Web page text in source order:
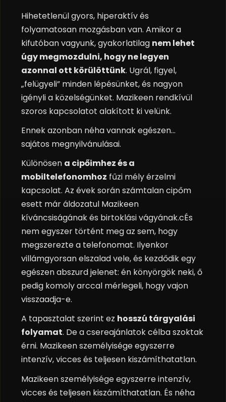
Hihetetlenül gyors, hiperaktív és
folyamatosan mozgásban van. Amikor a
kifutóban vagyunk, gyakorlatilag nem lehet
úgy megmozdulni, hogy ne legyen
azonnal ott körülöttünk. Ugrál, figyel,
„felügyeli” minden lépésünket, és nagyon
igényli a közelségünket. Mazikeen rendkívül
szoros kapcsolatot alakított ki velünk.
Ennek azonban néha vannak egészen…
sajátos megnyilvánulásai.
Különösen a cipőimhez és a
mobiltelefonomhoz fűzi mély érzelmi
kapcsolat. Az évek során számtalan cipőm
esett már áldozatul Mazikeen
kíváncsiságának és birtoklási vágyának.cÉs
nem egyszer történt meg az sem, hogy
megszerezte a telefonomat. Ilyenkor
villámgyorsan elszalad vele, és kezdődik egy
egészen abszurd jelenet: én könyörgök neki, ő
pedig komoly arccal mérlegeli, hogy vajon
visszaadja-e.
A tapasztalat szerint ez hosszú tárgyalási
folyamat. De a csereajánlatok célba szoktak
érni. Mazikeen személyisége egyszerre
intenzív, vicces és teljesen kiszámíthatatlan.
Mazikeen személyisége egyszerre intenzív,
vicces és teljesen kiszámíthatatlan. És néha